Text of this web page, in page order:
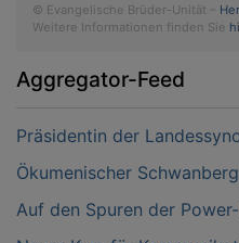
© Evangelische Brüder-Unität –
Weitere Informationen finden Sie
Aggregator-Feed
Präsidentin der
Ökumenischer
Auf den Spuren der